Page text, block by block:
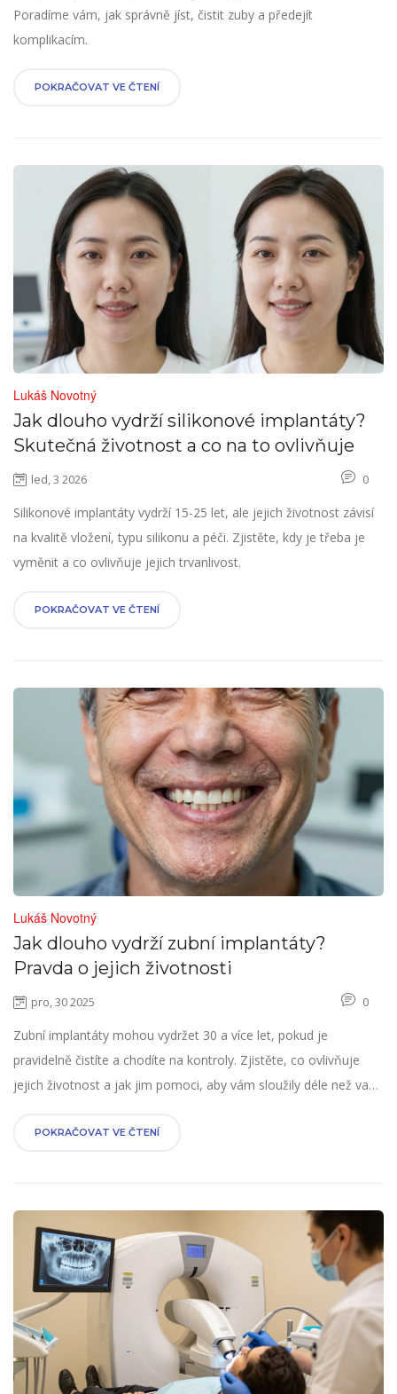
Poradíme vám, jak správně jíst, čistit zuby a předejít
komplikacím.
POKRAČOVAT VE ČTENÍ
Lukáš Novotný
Jak dlouho vydrží silikonové implantáty?
Skutečná životnost a co na to ovlivňuje
led, 3 2026 0
Silikonové implantáty vydrží 15-25 let, ale jejich životnost závisí
na kvalitě vložení, typu silikonu a péči. Zjistěte, kdy je třeba je
vyměnit a co ovlivňuje jejich trvanlivost.
POKRAČOVAT VE ČTENÍ
Lukáš Novotný
Jak dlouho vydrží zubní implantáty?
Pravda o jejich životnosti
pro, 30 2025 0
Zubní implantáty mohou vydržet 30 a více let, pokud je
pravidelně čistíte a chodíte na kontroly. Zjistěte, co ovlivňuje
jejich životnost a jak jim pomoci, aby vám sloužily déle než vaše
POKRAČOVAT VE ČTENÍ